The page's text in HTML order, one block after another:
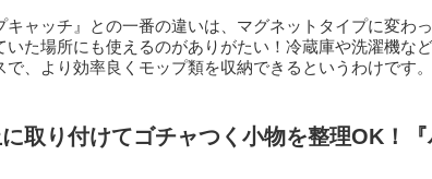
キャッチ』との一番の違いは、マグネットタイプに変わ
いた場所にも使えるのがありがたい！冷蔵庫や洗濯機な
で、より効率良くモップ類を収納できるというわけです。
取り付けてゴチャつく小物を整理OK！